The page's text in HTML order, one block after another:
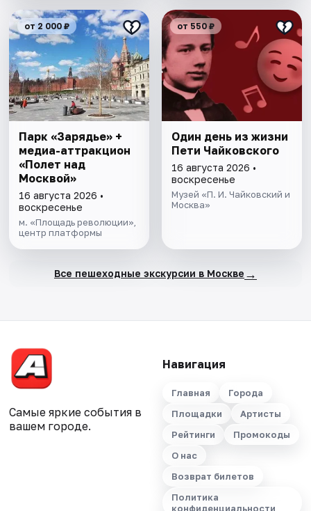
от 2 000 ₽
Парк «Зарядье» +
медиа-аттракцион
«Полет над
Москвой»
16 августа 2026 •
воскресенье
м. «Площадь революции»,
центр платформы
от 550 ₽
Один день из жизни
Пети Чайковскогo
16 августа 2026 •
воскресенье
Музей «П. И. Чайковский и
Москва»
Все пешеходные экскурсии в Москве →
Самые яркие события в
вашем городе.
Навигация
Главная
Города
Площадки
Артисты
Рейтинги
Промокоды
О нас
Возврат билетов
Политика
конфиденциальности